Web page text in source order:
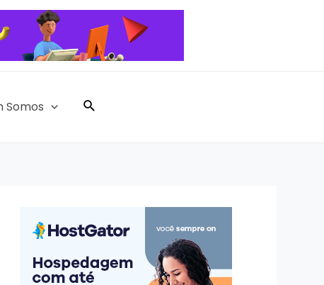
Somos Pesquisar